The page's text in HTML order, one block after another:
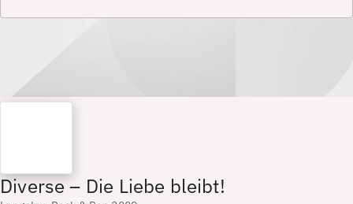
Diverse – Die Liebe bleibt!